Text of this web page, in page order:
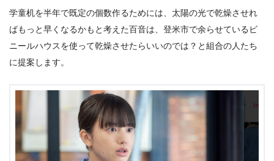
学童机を半年で既定の個数作るためには、太陽の光で乾燥させれ
ばもっと早くなるかもと考えた百音は、登米市で余らせているビ
ニールハウスを使って乾燥させたらいいのでは？と組合の人たち
に提案します。